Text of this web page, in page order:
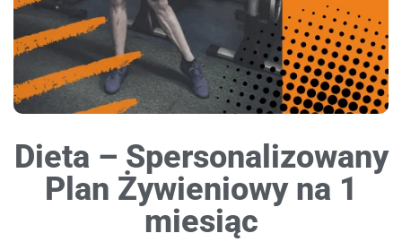
Dieta – Spersonalizowany
Plan Żywieniowy na 1
miesiąc